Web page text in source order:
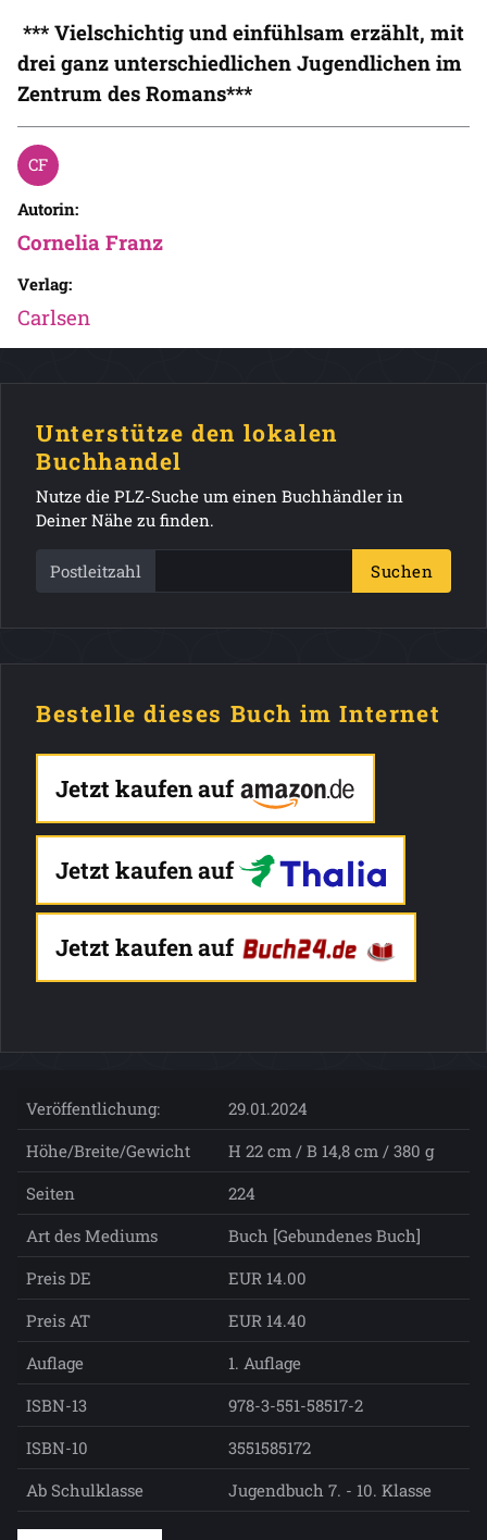
*** Vielschichtig und einfühlsam erzählt, mit
drei ganz unterschiedlichen Jugendlichen im
Zentrum des Romans***
Autorin:
Cornelia Franz
Verlag:
Carlsen
Unterstütze den lokalen
Buchhandel
Nutze die PLZ-Suche um einen Buchhändler in
Deiner Nähe zu finden.
Postleitzahl Suchen
Bestelle dieses Buch im Internet
Jetzt kaufen auf
Jetzt kaufen auf
Jetzt kaufen auf
Veröffentlichung:
29.01.2024
Höhe/Breite/Gewicht
H 22 cm / B 14,8 cm / 380 g
Seiten
224
Art des Mediums
Buch [Gebundenes Buch]
Preis DE
EUR 14.00
Preis AT
EUR 14.40
Auflage
1. Auflage
ISBN-13
978-3-551-58517-2
ISBN-10
3551585172
Ab Schulklasse
Jugendbuch 7. - 10. Klasse